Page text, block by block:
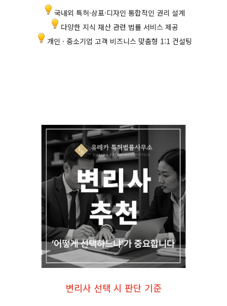
국내외 특허·상표·디자인 통합적인 권리 설계
다양한 지식 재산 관련 법률 서비스 제공
개인 · 중소기업 고객 비즈니스 맞춤형 1:1 컨설팅
변리사 선택 시 판단 기준